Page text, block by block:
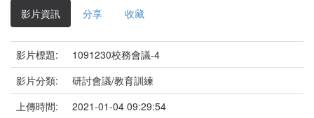
影片資訊 分享 收藏
影片標題:
1091230校務會議-4
影片分類:
研討會議/教育訓練
上傳時間:
2021-01-04 09:29:54